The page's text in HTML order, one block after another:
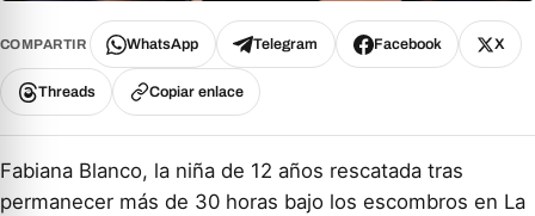
COMPARTIR WhatsApp Telegram Facebook X
Threads Copiar enlace
Fabiana Blanco, la niña de 12 años rescatada tras
permanecer más de 30 horas bajo los escombros en La